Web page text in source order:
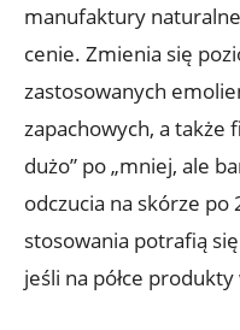
manufaktury
cenie. Zmienia się
zastosowanych
zapachowych, a także
dużo” po „mniej, ale
odczucia na skórze
stosowania potrafią
jeśli na półce